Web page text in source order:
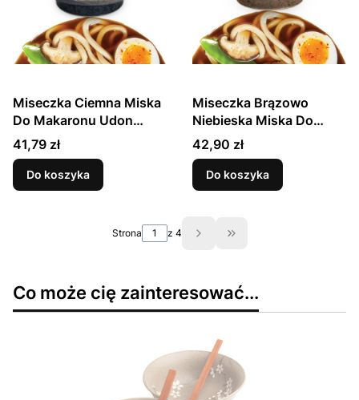
Miseczka Ciemna Miska
Do Makaronu Udon
Ansen 17cm EDO JAPAN
Cena
41,79 zł
Do koszyka
Miseczka Brązowo
Niebieska Miska Do
Makaronu Udon Ki 17cm
EDO JAPAN
Cena
42,90 zł
Do koszyka
Strona z 4 Przejdź do ostatniej
Co może cię zainteresować...